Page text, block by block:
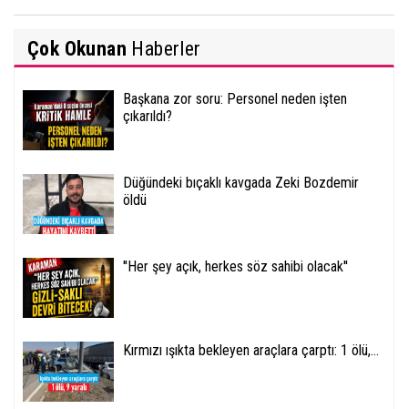
Çok Okunan Haberler
Başkana zor soru: Personel neden işten
çıkarıldı?
Düğündeki bıçaklı kavgada Zeki Bozdemir
öldü
''Her şey açık, herkes söz sahibi olacak''
Kırmızı ışıkta bekleyen araçlara çarptı: 1 ölü,...